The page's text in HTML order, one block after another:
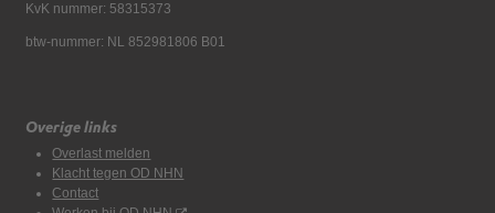
KvK nummer: 58315373
btw-nummer: NL 852981806 B01
Overige links
Overlast melden
Klacht tegen OD NHN
Contact